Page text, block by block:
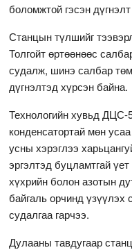
боломжтой гэсэн дүгнэлт
Станцын түлшийг
Толгойт өртөөнөөс
судалж, шинэ салбар
дүгнэлтэд хүрсэн байна.
Технологийн хувьд ДЦС-
конденсатортай мөн
усны хэрэглээ
эргэлтэд буцламтгай
хүхрийн болон азотын
байгаль орчинд үзүүлэх
судалгаа гарчээ.
Дулааны тавдугаар